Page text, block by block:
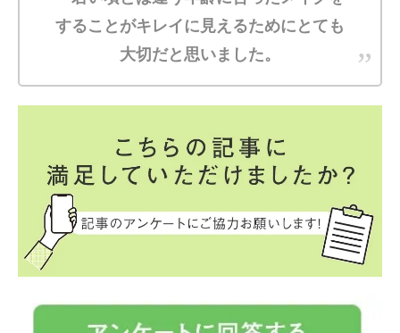
することがキレイに見えるためにとても
大切だと思いました。